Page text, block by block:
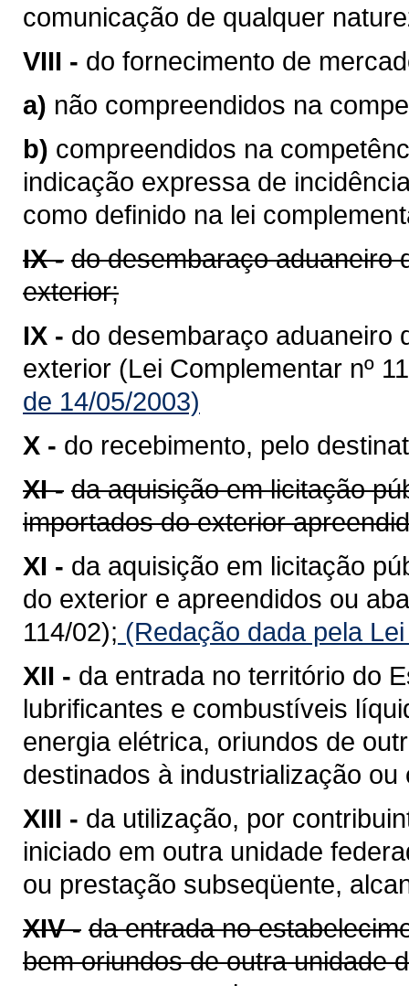
comunicação de qualquer
VIII - do fornecimento de
a) não compreendidos na
b) compreendidos na
indicação expressa de
como definido na lei
IX - do desembaraço aduaneiro
exterior;
IX - do desembaraço aduaneiro
exterior (Lei Complementar nº
de 14/05/2003)
X - do recebimento, pelo
XI - da aquisição em licitação
importados do exterior
XI - da aquisição em licitação
do exterior e apreendidos ou
114/02); (Redação dada pela
XII - da entrada no território do
lubrificantes e combustíveis
energia elétrica, oriundos de
destinados à industrialização
XIII - da utilização, por
iniciado em outra unidade
ou prestação subseqüente,
XIV - da entrada no
bem oriundos de outra unidade